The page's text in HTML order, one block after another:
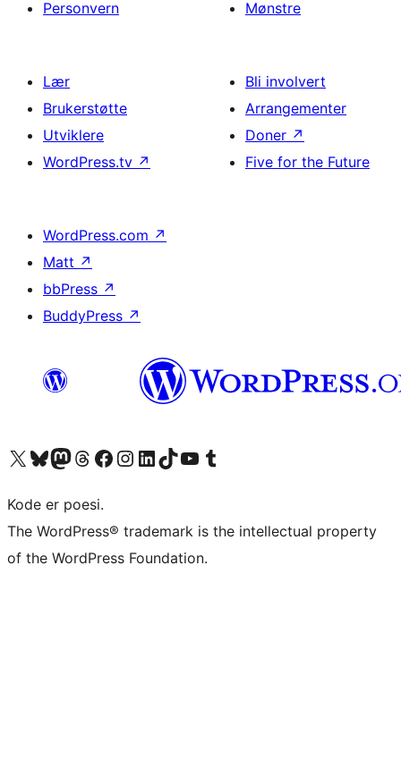
Personvern
Mønstre
Lær
Brukerstøtte
Utviklere
WordPress.tv ↗
Bli involvert
Arrangementer
Doner ↗
Five for the Future
WordPress.com ↗
Matt ↗
bbPress ↗
BuddyPress ↗
Besøk vår konto på X Visit our Bluesky account
Besøk vår Mastodon-konto
Visit our Threads account
Besøk vår Facebook-sideBesøk vår Instagram-konto
Besøk vår LinkedIn-konto
Visit our TikTok account
Visit our YouTube channel
Visit our Tumblr account
Kode er poesi.
The WordPress® trademark is the intellectual property
of the WordPress Foundation.